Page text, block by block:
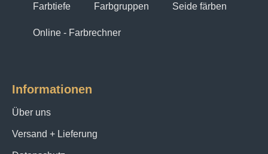
Farbtiefe Farbgruppen Seide färben
Online - Farbrechner
Informationen
Über uns
Versand + Lieferung